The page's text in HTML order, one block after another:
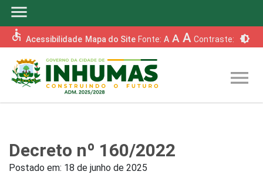
menu
accessible Acessibilidade Mapa do Site Fonte: A A A Contraste: brightness_6
menu
Decreto nº 160/2022
Postado em: 18 de junho de 2025